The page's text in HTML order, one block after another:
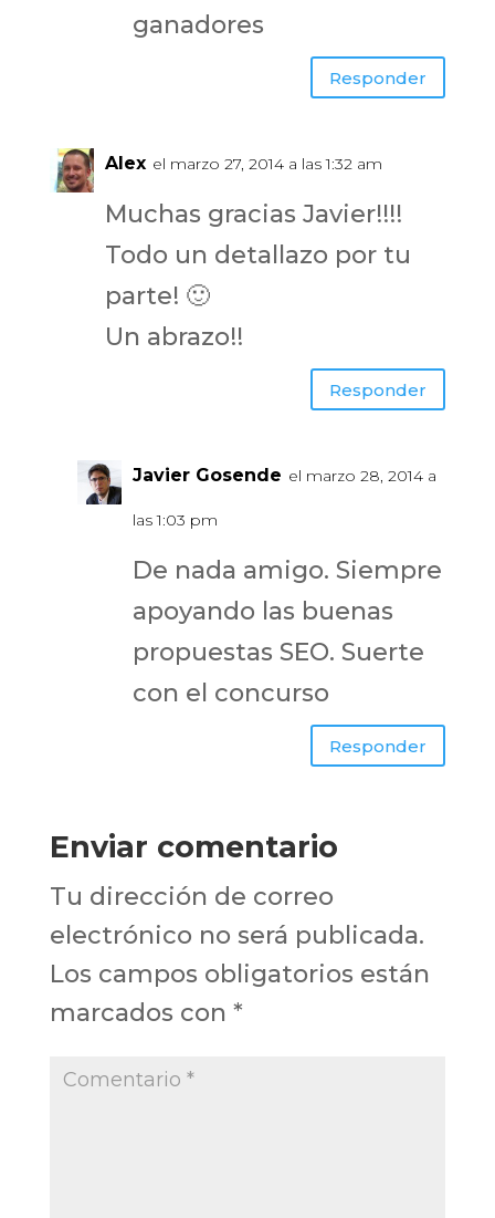
ganadores
Responder
Alex el marzo 27, 2014 a las 1:32 am
Muchas gracias Javier!!!!
Todo un detallazo por tu
parte! 🙂
Un abrazo!!
Responder
Javier Gosende el marzo 28, 2014 a
las 1:03 pm
De nada amigo. Siempre
apoyando las buenas
propuestas SEO. Suerte
con el concurso
Responder
Enviar comentario
Tu dirección de correo
electrónico no será publicada.
Los campos obligatorios están
marcados con *